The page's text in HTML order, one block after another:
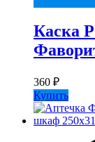
Каска
360 ₽
Купить